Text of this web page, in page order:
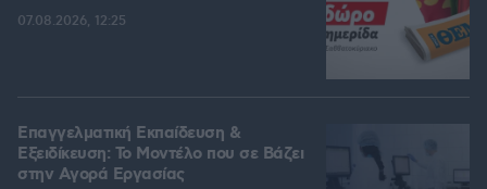
07.08.2026, 12:25
Επαγγελματική Εκπαίδευση &
Εξειδίκευση: Το Mοντέλο που σε Bάζει
στην Aγορά Eργασίας